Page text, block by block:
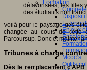
Formation
E-
Enjeux
Mooc’s
Outils
défavorisées, les filles
des étudiants non
Voilà pour le paysage des
changée au cours de cette
Parcoursup. Donc et
Tribunes à charge
Dès le remplacement